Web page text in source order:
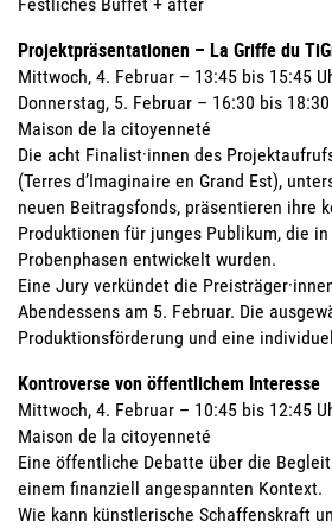
Festliches Buffet + after
Projektpräsentationen – La Griffe du
Mittwoch, 4. Februar – 13:45 bis 15:45
Donnerstag, 5. Februar – 16:30 bis
Maison de la citoyenneté
Die acht Finalist·innen des
(Terres d’Imaginaire en Grand Est),
neuen Beitragsfonds, präsentieren ihre
Produktionen für junges Publikum, die
Probenphasen entwickelt wurden.
Eine Jury verkündet die
Abendessens am 5. Februar. Die
Produktionsförderung und eine
Kontroverse von öffentlichem Interesse
Mittwoch, 4. Februar – 10:45 bis 12:45
Maison de la citoyenneté
Eine öffentliche Debatte über die
einem finanziell angespannten Kontext.
Wie kann künstlerische Schaffenskraft